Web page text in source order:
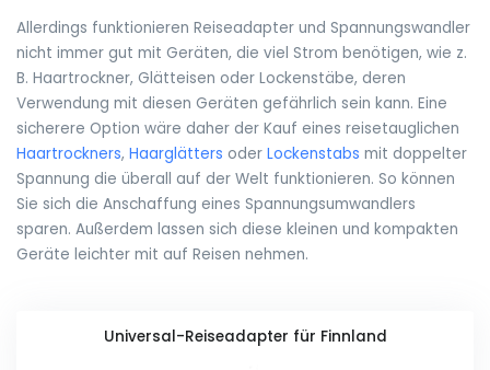
Allerdings funktionieren Reiseadapter und Spannungswandler
nicht immer gut mit Geräten, die viel Strom benötigen, wie z.
B. Haartrockner, Glätteisen oder Lockenstäbe, deren
Verwendung mit diesen Geräten gefährlich sein kann. Eine
sicherere Option wäre daher der Kauf eines reisetauglichen
Haartrockners, Haarglätters oder Lockenstabs mit doppelter
Spannung die überall auf der Welt funktionieren. So können
Sie sich die Anschaffung eines Spannungsumwandlers
sparen. Außerdem lassen sich diese kleinen und kompakten
Geräte leichter mit auf Reisen nehmen.
Universal-Reiseadapter für Finnland